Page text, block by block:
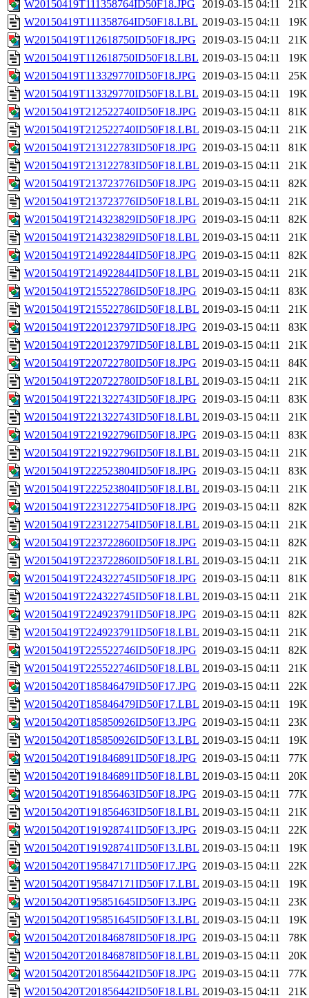
W20150419T111358764ID50F18.JPG 2019-03-15 04:11
21K
W20150419T111358764ID50F18.LBL 2019-03-15 04:11
19K
W20150419T112618750ID50F18.JPG 2019-03-15 04:11
21K
W20150419T112618750ID50F18.LBL 2019-03-15 04:11
19K
W20150419T113329770ID50F18.JPG 2019-03-15 04:11
25K
W20150419T113329770ID50F18.LBL 2019-03-15 04:11
19K
W20150419T212522740ID50F18.JPG 2019-03-15 04:11
81K
W20150419T212522740ID50F18.LBL 2019-03-15 04:11
21K
W20150419T213122783ID50F18.JPG 2019-03-15 04:11
81K
W20150419T213122783ID50F18.LBL 2019-03-15 04:11
21K
W20150419T213723776ID50F18.JPG 2019-03-15 04:11
82K
W20150419T213723776ID50F18.LBL 2019-03-15 04:11
21K
W20150419T214323829ID50F18.JPG 2019-03-15 04:11
82K
W20150419T214323829ID50F18.LBL 2019-03-15 04:11
21K
W20150419T214922844ID50F18.JPG 2019-03-15 04:11
82K
W20150419T214922844ID50F18.LBL 2019-03-15 04:11
21K
W20150419T215522786ID50F18.JPG 2019-03-15 04:11
83K
W20150419T215522786ID50F18.LBL 2019-03-15 04:11
21K
W20150419T220123797ID50F18.JPG 2019-03-15 04:11
83K
W20150419T220123797ID50F18.LBL 2019-03-15 04:11
21K
W20150419T220722780ID50F18.JPG 2019-03-15 04:11
84K
W20150419T220722780ID50F18.LBL 2019-03-15 04:11
21K
W20150419T221322743ID50F18.JPG 2019-03-15 04:11
83K
W20150419T221322743ID50F18.LBL 2019-03-15 04:11
21K
W20150419T221922796ID50F18.JPG 2019-03-15 04:11
83K
W20150419T221922796ID50F18.LBL 2019-03-15 04:11
21K
W20150419T222523804ID50F18.JPG 2019-03-15 04:11
83K
W20150419T222523804ID50F18.LBL 2019-03-15 04:11
21K
W20150419T223122754ID50F18.JPG 2019-03-15 04:11
82K
W20150419T223122754ID50F18.LBL 2019-03-15 04:11
21K
W20150419T223722860ID50F18.JPG 2019-03-15 04:11
82K
W20150419T223722860ID50F18.LBL 2019-03-15 04:11
21K
W20150419T224322745ID50F18.JPG 2019-03-15 04:11
81K
W20150419T224322745ID50F18.LBL 2019-03-15 04:11
21K
W20150419T224923791ID50F18.JPG 2019-03-15 04:11
82K
W20150419T224923791ID50F18.LBL 2019-03-15 04:11
21K
W20150419T225522746ID50F18.JPG 2019-03-15 04:11
82K
W20150419T225522746ID50F18.LBL 2019-03-15 04:11
21K
W20150420T185846479ID50F17.JPG 2019-03-15 04:11
22K
W20150420T185846479ID50F17.LBL 2019-03-15 04:11
19K
W20150420T185850926ID50F13.JPG 2019-03-15 04:11
23K
W20150420T185850926ID50F13.LBL 2019-03-15 04:11
19K
W20150420T191846891ID50F18.JPG 2019-03-15 04:11
77K
W20150420T191846891ID50F18.LBL 2019-03-15 04:11
20K
W20150420T191856463ID50F18.JPG 2019-03-15 04:11
77K
W20150420T191856463ID50F18.LBL 2019-03-15 04:11
21K
W20150420T191928741ID50F13.JPG 2019-03-15 04:11
22K
W20150420T191928741ID50F13.LBL 2019-03-15 04:11
19K
W20150420T195847171ID50F17.JPG 2019-03-15 04:11
22K
W20150420T195847171ID50F17.LBL 2019-03-15 04:11
19K
W20150420T195851645ID50F13.JPG 2019-03-15 04:11
23K
W20150420T195851645ID50F13.LBL 2019-03-15 04:11
19K
W20150420T201846878ID50F18.JPG 2019-03-15 04:11
78K
W20150420T201846878ID50F18.LBL 2019-03-15 04:11
20K
W20150420T201856442ID50F18.JPG 2019-03-15 04:11
77K
W20150420T201856442ID50F18.LBL 2019-03-15 04:11
21K